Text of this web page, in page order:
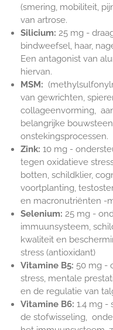
(smering, mobiliteit,
van artrose.
Silicium: 25 mg -
bindweefsel, haar,
Een antagonist van
hiervan.
MSM:
van gewrichten,
collageenvorming, a
belangrijke
onstekingsprocessen.
Zink: 10 mg -
tegen oxidatieve
botten, schildklier,
voortplanting,
en macronutriënten -
Selenium: 25 mg -
immuunsysteem,
kwaliteit en
stress (antioxidant)
Vitamine B5: 50 mg -
stress, mentale
en de regulatie van
Vitamine B6: 1.4 mg -
de stofwisseling,